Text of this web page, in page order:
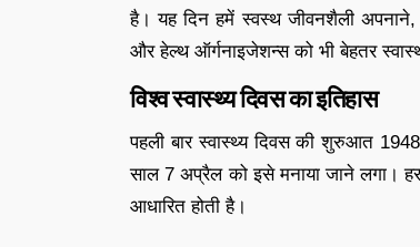
है। यह दिन हमें स्वस्थ जीवनशैली अपनाने,
और हेल्थ ऑर्गनाइजेशन्स को भी बेहतर
विश्व स्वास्थ्य दिवस का इतिहास
पहली बार स्वास्थ्य दिवस की शुरुआत
साल 7 अप्रैल को इसे मनाया जाने लगा।
आधारित होती है।